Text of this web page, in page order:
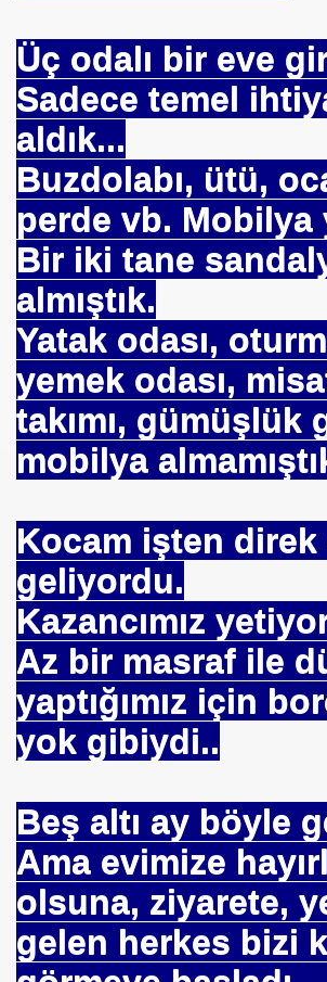
Üç odalı bir eve
Sadece temel
aldık...
Buzdolabı, ütü,
perde vb. Mobilya
Bir iki tane
almıştık.
Yatak odası,
yemek odası,
takımı, gümüşlük
mobilya
Kocam işten direk
geliyordu.
Kazancımız
Az bir masraf ile
yaptığımız için
yok gibiydi..
Beş altı ay böyle
Ama evimize
olsuna, ziyarete,
gelen herkes bizi